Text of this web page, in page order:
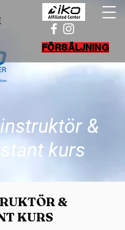
FÖRSÄLJNING
&
kurs
&
KURS